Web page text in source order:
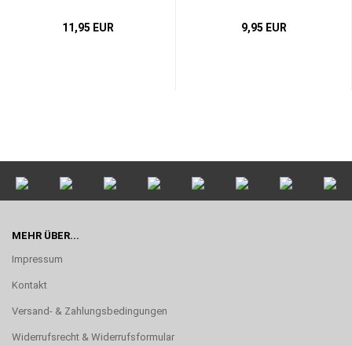
11,95 EUR 9,95 EUR
MEHR ÜBER...
Impressum
Kontakt
Versand- & Zahlungsbedingungen
Widerrufsrecht & Widerrufsformular